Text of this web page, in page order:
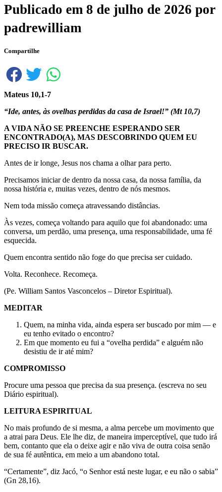
Publicado em 8 de julho de 2026 por
padrewilliam
Compartilhe
Mateus 10,1-7
“Ide, antes, às ovelhas perdidas da casa de Israel!” (Mt 10,7)
A VIDA NÃO SE PREENCHE ESPERANDO SER
ENCONTRADO(A), MAS DESCOBRINDO QUEM EU
PRECISO IR BUSCAR.
Antes de ir longe, Jesus nos chama a olhar para perto.
Precisamos iniciar de dentro da nossa casa, da nossa família, da
nossa história e, muitas vezes, dentro de nós mesmos.
Nem toda missão começa atravessando distâncias.
Às vezes, começa voltando para aquilo que foi abandonado: uma
conversa, um perdão, uma presença, uma responsabilidade, uma fé
esquecida.
Quem encontra sentido não foge do que precisa ser cuidado.
Volta. Reconhece. Recomeça.
(Pe. William Santos Vasconcelos – Diretor Espiritual).
MEDITAR
Quem, na minha vida, ainda espera ser buscado por mim — e
eu tenho evitado o encontro?
Em que momento eu fui a “ovelha perdida” e alguém não
desistiu de ir até mim?
COMPROMISSO
Procure uma pessoa que precisa da sua presença. (escreva no seu
Diário espiritual).
LEITURA ESPIRITUAL
No mais profundo de si mesma, a alma percebe um movimento que
a atrai para Deus. Ele lhe diz, de maneira imperceptível, que tudo irá
bem, contanto que ela o deixe agir e não viva de outra coisa senão
de sua fé autêntica, em meio a um abandono total.
“Certamente”, diz Jacó, “o Senhor está neste lugar, e eu não o sabia”
(Gn 28,16).